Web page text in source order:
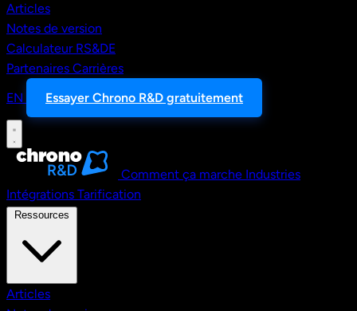
Articles
Notes de version
Calculateur RS&DE
Partenaires Carrières
EN
Essayer Chrono R&D gratuitement
Comment ça marche Industries
Intégrations Tarification
Articles